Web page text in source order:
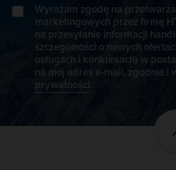
Wyrażam zgodę na
marketingowych przez firmę
na przesyłanie informacji
szczególności o nowych
usługach i konkursach) w
na mój adres e-mail, zgodnie i
prywatności.